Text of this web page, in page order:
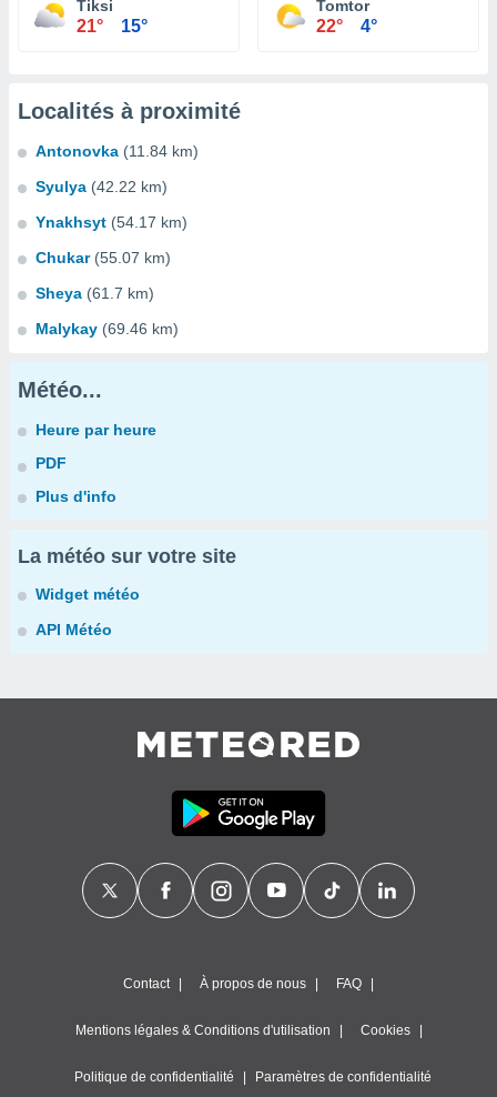
Tiksi
21° 15°
Tomtor
22° 4°
Localités à proximité
Antonovka (11.84 km)
Syulya (42.22 km)
Ynakhsyt (54.17 km)
Chukar (55.07 km)
Sheya (61.7 km)
Malykay (69.46 km)
Météo...
Heure par heure
PDF
Plus d'info
La météo sur votre site
Widget météo
API Météo
Contact À propos de nous FAQ
Mentions légales & Conditions d'utilisation Cookies
Politique de confidentialité Paramètres de confidentialité